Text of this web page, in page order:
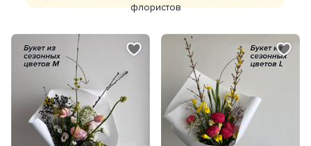
Получить код
флористов